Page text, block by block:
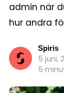
admin när
hur andra
Spiris
5 juni,
5